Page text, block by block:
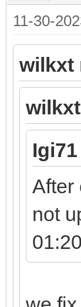
11-30-
wilkxt
wilkxt
After
not